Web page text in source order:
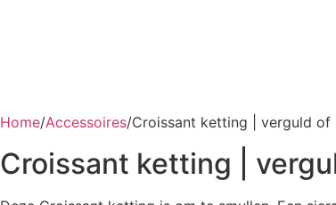
Home/Accessoires/Croissant ketting | verguld of
Croissant ketting |